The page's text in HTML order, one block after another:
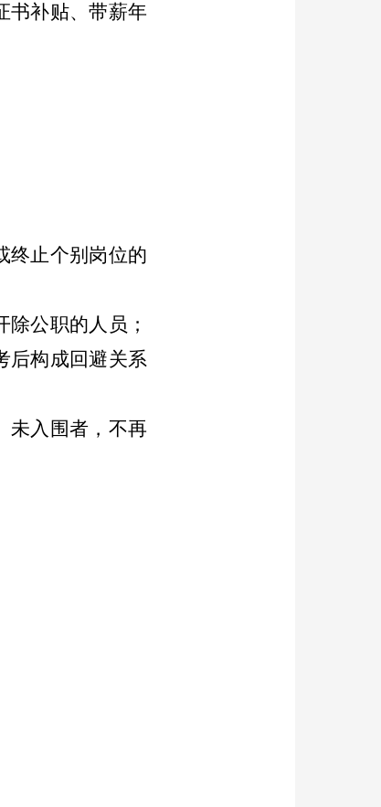
书补贴、带薪年
终止个别岗位的
公职的人员；
后构成回避关系
未入围者，不再